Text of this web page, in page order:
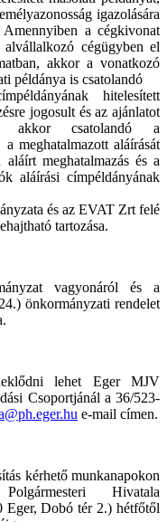
igazolására
a cégkivonat
cégügyben el
akkor a vonatkozó
példánya is csatolandó
hitelesített
jogosult és az ajánlatot
akkor csatolandó a
meghatalmazott aláírását
aláírt meghatalmazás és a
aláírási címpéldányának
és az EVAT Zrt felé
tartozása.
vagyonáról és a
önkormányzati rendelet
lehet Eger MJV
Csoportjánál a 36/523-
e-mail címen.
kérhető munkanapokon
Hivatala
Eger, Dobó tér 2.) hétfőtől